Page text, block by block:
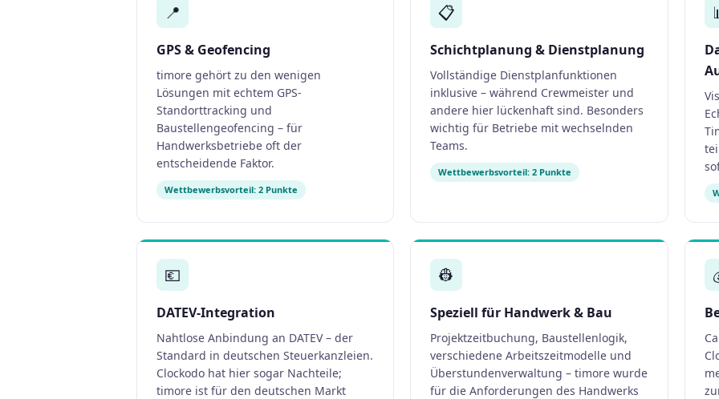
📍
GPS & Geofencing
timore gehört zu den wenigen
Lösungen mit echtem GPS-
Standorttracking und
Baustellengeofencing – für
Handwerksbetriebe oft der
entscheidende Faktor.
Wettbewerbsvorteil: 2 Punkte
📋
Schichtplanung & Dienstplanung
Vollständige Dienstplanfunktionen
inklusive – während Crewmeister und
andere hier lückenhaft sind. Besonders
wichtig für Betriebe mit wechselnden
Teams.
Wettbewerbsvorteil: 2 Punkte
💶
DATEV-Integration
Nahtlose Anbindung an DATEV – der
Standard in deutschen Steuerkanzleien.
Clockodo hat hier sogar Nachteile;
timore ist für den deutschen Markt
👷
Speziell für Handwerk & Bau
Projektzeitbuchung, Baustellenlogik,
verschiedene Arbeitszeitmodelle und
Überstundenverwaltung – timore wurde
für die Anforderungen des Handwerks